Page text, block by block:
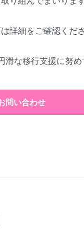
詳細をご確認くださ
な移行支援に努め
問い合わせ